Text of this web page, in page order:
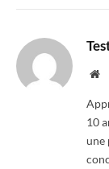
10
une